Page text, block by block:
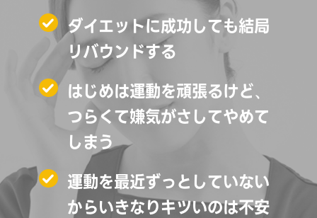
ダイエットに成功しても結局
リバウンドする
はじめは運動を頑張るけど、
つらくて嫌気がさしてやめて
しまう
運動を最近ずっとしていない
からいきなりキツいのは不安